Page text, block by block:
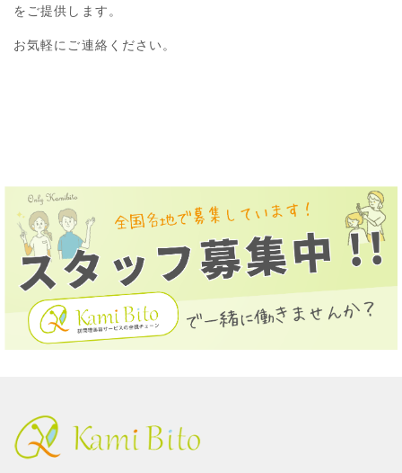
をご提供します。
お気軽にご連絡ください。